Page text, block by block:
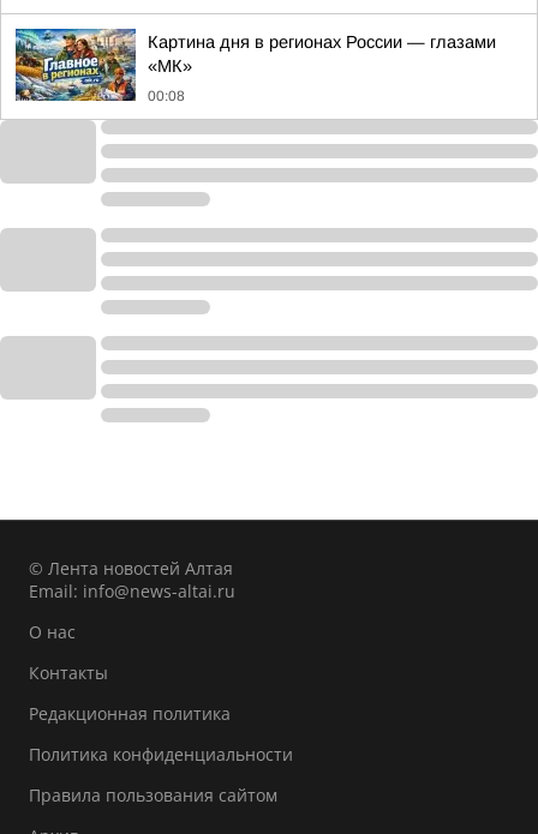
Картина дня в регионах России — глазами
«МК»
00:08
© Лента новостей Алтая
Email: info@news-altai.ru
О нас
Контакты
Редакционная политика
Политика конфиденциальности
Правила пользования сайтом